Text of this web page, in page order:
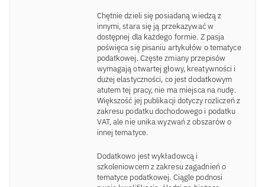
Chętnie dzieli się posiadaną wiedzą z
innymi, stara się ją przekazywać w
dostępnej dla każdego formie. Z pasja
poświęca się pisaniu artykułów o tematyce
podatkowej. Częste zmiany przepisów
wymagają otwartej głowy, kreatywności i
dużej elastyczności, co jest dodatkowym
atutem tej pracy, nie ma miejsca na nudę.
Większość jej publikacji dotyczy rozliczeń z
zakresu podatku dochodowego i podatku
VAT, ale nie unika wyzwań z obszarów o
innej tematyce.
Dodatkowo jest wykładowcą i
szkoleniowcem z zakresu zagadnień o
tematyce podatkowej. Ciągle podnosi